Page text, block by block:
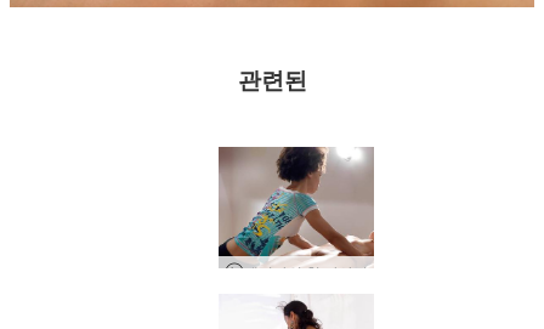
관련된
에리카의 첫 마사지